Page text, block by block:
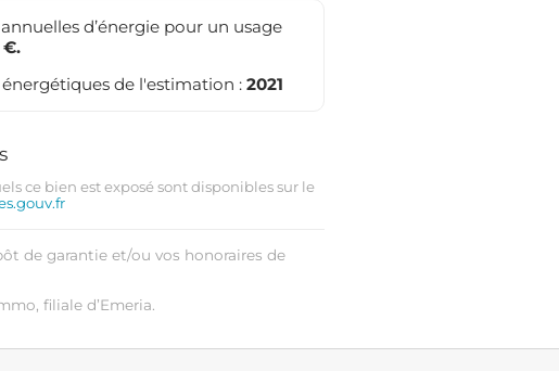
d’énergie pour un usage
€.
de l'estimation :2021
ce bien est exposé sont disponibles sur le
de garantie et/ou vos honoraires de
filiale d’Emeria.